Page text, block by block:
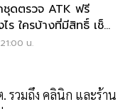
ชุดตรวจ ATK ฟรี
ร ใครบ้างที่มีสิทธิ์ เช็ค
น.
รวมถึง คลินิก และร้าน